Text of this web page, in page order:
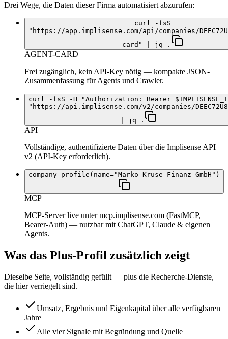
Drei Wege, die Daten dieser Firma automatisiert abzurufen:
curl -fsS
"https://app.implisense.com/api/companies/
card" | jq .
AGENT-CARD
Frei zugänglich, kein API-Key nötig — kompakte JSON-
Zusammenfassung für Agents und Crawler.
curl -fsS -H "Authorization: Bearer
"https://api.implisense.com/v2/companies/
| jq .
API
Vollständige, authentifizierte Daten über die Implisense API
v2 (API-Key erforderlich).
company_profile(name="Marko Kruse Finanz GmbH")
MCP
MCP-Server live unter mcp.implisense.com (FastMCP,
Bearer-Auth) — nutzbar mit ChatGPT, Claude & eigenen
Agents.
Was das Plus-Profil zusätzlich zeigt
Dieselbe Seite, vollständig gefüllt — plus die Recherche-Dienste,
die hier verriegelt sind.
Umsatz, Ergebnis und Eigenkapital über alle verfügbaren
Jahre
Alle vier Signale mit Begründung und Quelle